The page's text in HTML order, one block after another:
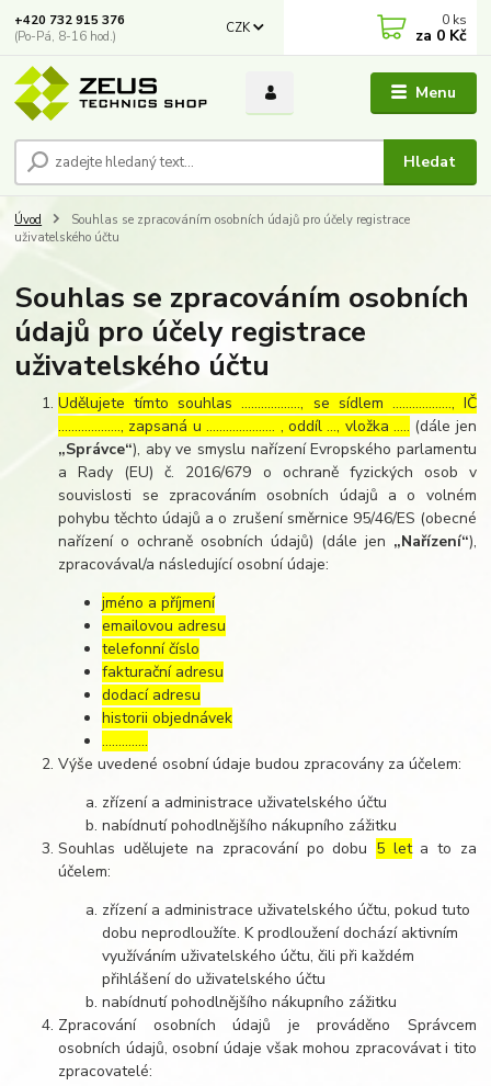
Menu
CZK
Hledat
+420 732 915 376
(Po-Pá, 8-16 hod.)
0 ks
za 0 Kč
Úvod
Souhlas se zpracováním osobních údajů pro účely registrace
uživatelského účtu
Souhlas se zpracováním osobních
údajů pro účely registrace
uživatelského účtu
Udělujete tímto souhlas ……………..., se sídlem ………………, IČ
………………., zapsaná u ………………… , oddíl …, vložka ….. (dále jen
„Správce“), aby ve smyslu nařízení Evropského parlamentu
a Rady (EU) č. 2016/679 o ochraně fyzických osob v
souvislosti se zpracováním osobních údajů a o volném
pohybu těchto údajů a o zrušení směrnice 95/46/ES (obecné
nařízení o ochraně osobních údajů) (dále jen „Nařízení“),
zpracovával/a následující osobní údaje:
jméno a příjmení
emailovou adresu
telefonní číslo
fakturační adresu
dodací adresu
historii objednávek
…………..
Výše uvedené osobní údaje budou zpracovány za účelem:
zřízení a administrace uživatelského účtu
nabídnutí pohodlnějšího nákupního zážitku
Souhlas udělujete na zpracování po dobu 5 leta to za
účelem:
zřízení a administrace uživatelského účtu, pokud tuto
dobu neprodloužíte. K prodloužení dochází aktivním
využíváním uživatelského účtu, čili při každém
přihlášení do uživatelského účtu
nabídnutí pohodlnějšího nákupního zážitku
Zpracování osobních údajů je prováděno Správcem
osobních údajů, osobní údaje však mohou zpracovávat i tito
zpracovatelé: